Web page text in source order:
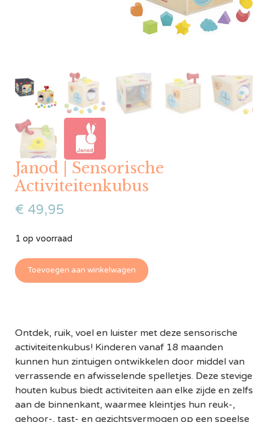
Janod | Sensorische
Activiteitenkubus
€ 49,95
1 op voorraad
Toevoegen aan winkelwagen
Ontdek, ruik, voel en luister met deze sensorische
activiteitenkubus! Kinderen vanaf 18 maanden
kunnen hun zintuigen ontwikkelen door middel van
verrassende en afwisselende spelletjes. Deze stevige
houten kubus biedt activiteiten aan elke zijde en zelfs
aan de binnenkant, waarmee kleintjes hun reuk-,
gehoor-, tast- en gezichtsvermogen op een speelse